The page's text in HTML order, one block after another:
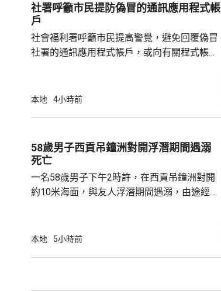
捕。
社署呼籲市民提防偽冒的通訊應用程式帳
戶
社會福利署呼籲市民提高警覺，避免回覆偽冒
社署的通訊應用程式帳戶，或向有關程式帳戶
內的不明連結，以盗取市民的個人資料。社署
本地 4小時前
58歲男子西貢吊鐘洲對開浮潛期間遇溺
死亡
一名58歲男子下午2時許，在西貢吊鐘洲對開
約10米海面，與友人浮潛期間遇溺，由途經船
確定。
本地 5小時前